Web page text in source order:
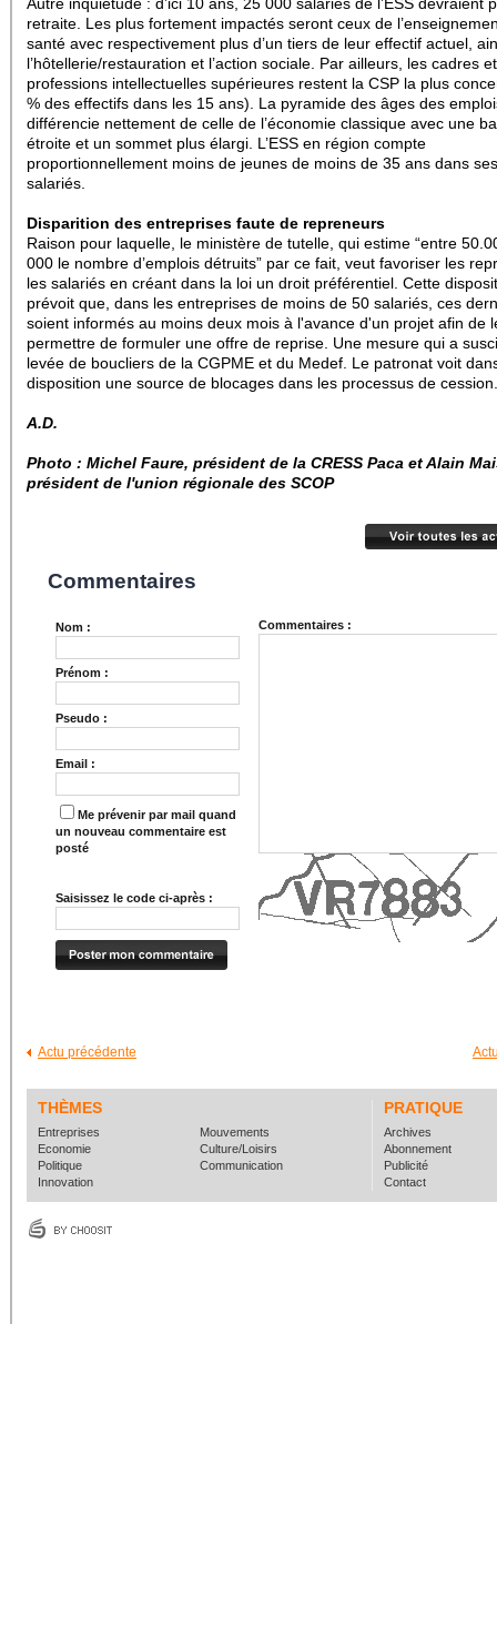
retraite. Les plus fortement impactés seront ceux de
santé avec respectivement plus d’un tiers de leur effectif actuel,
l’hôtellerie/restauration et l’action sociale. Par ailleurs, les cadres et
professions intellectuelles supérieures restent la CSP la plus
% des effectifs dans les 15 ans). La pyramide des âges des
différencie nettement de celle de l’économie classique avec une
étroite et un sommet plus élargi. L’ESS en région compte
proportionnellement moins de jeunes de moins de 35 ans dans
salariés.
Disparition des entreprises faute de repreneurs
Raison pour laquelle, le ministère de tutelle, qui estime “entre
000 le nombre d’emplois détruits” par ce fait, veut favoriser les
les salariés en créant dans la loi un droit préférentiel. Cette
prévoit que, dans les entreprises de moins de 50 salariés, ces
soient informés au moins deux mois à l'avance d'un projet afin de
permettre de formuler une offre de reprise. Une mesure qui a
levée de boucliers de la CGPME et du Medef. Le patronat voit
disposition une source de blocages dans les processus de cession.
A.D.
Photo : Michel Faure, président de la CRESS Paca et Alain
président de l'union régionale des SCOP
Commentaires
Nom :
Prénom :
Pseudo :
Email :
Me prévenir par mail quand
un nouveau commentaire est
posté
Saisissez le code ci-après :
Commentaires :
Actu précédente
THÈMES PRATIQUE
Entreprises
Economie
Politique
Innovation
Mouvements
Culture/Loisirs
Communication
Archives
Abonnement
Publicité
Contact